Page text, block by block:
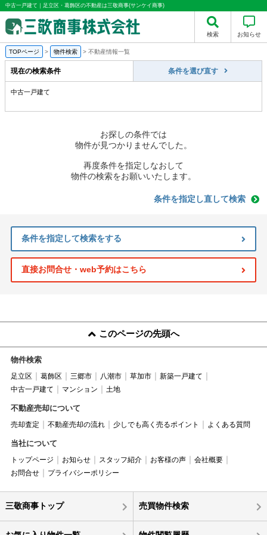
中古一戸建て｜足立区・葛飾区の不動産は三敬商事(サンケイ商事)
検索 お知らせ
TOPページ > 物件検索 > 不動産情報一覧
現在の検索条件 条件を選び直す
中古一戸建て
お探しの条件では
物件が見つかりませんでした。
再度条件を指定しなおして
物件の検索をお願いいたします。
条件を指定し直して検索
条件を指定して検索をする
直接お問合せ・web予約はこちら
このページの先頭へ
物件検索
足立区 葛飾区 三郷市 八潮市 草加市
新築一戸建て
中古一戸建て
マンション 土地
不動産売却について
売却査定 不動産売却の流れ 少しでも高く売るポイント よくある質問
当社について
トップページ お知らせ スタッフ紹介 お客様の声
会社概要
お問合せ
プライバシーポリシー
三敬商事トップ 売買物件検索